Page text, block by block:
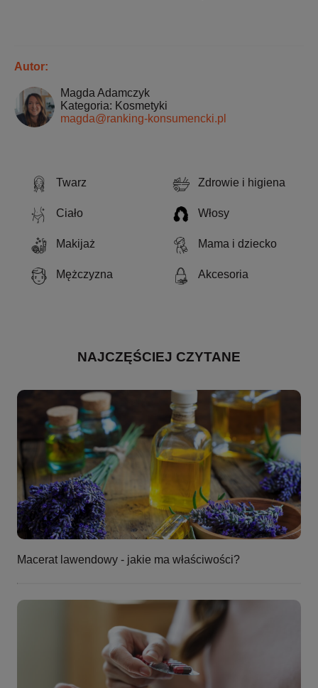
Twarz Zdrowie i higiena
Ciało Włosy
Makijaż Mama i dziecko
Mężczyzna Akcesoria
NAJCZĘŚCIEJ CZYTANE
Macerat lawendowy - jakie ma właściwości?
Autor:
Magda Adamczyk
Kategoria: Kosmetyki
magda@ranking-konsumencki.pl